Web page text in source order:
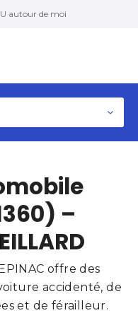
autour de moi
–
offre des
accidenté, de
et de férailleur.